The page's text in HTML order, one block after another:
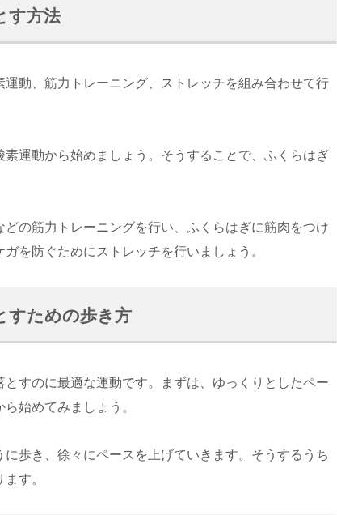
す方法
動、筋力トレーニング、ストレッチを組み合わせて行
運動から始めましょう。そうすることで、ふくらはぎ
の筋力トレーニングを行い、ふくらはぎに筋肉をつけ
を防ぐためにストレッチを行いましょう。
すための歩き方
すのに最適な運動です。まずは、ゆっくりとしたペー
始めてみましょう。
歩き、徐々にペースを上げていきます。そうするうち
す。